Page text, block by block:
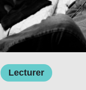
Lecturer